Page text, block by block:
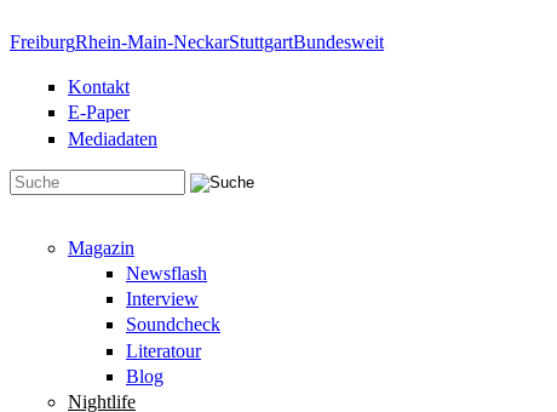
FreiburgRhein-Main-NeckarStuttgartBundesweit
Kontakt
E-Paper
Mediadaten
Magazin
Newsflash
Interview
Soundcheck
Literatour
Blog
Nightlife